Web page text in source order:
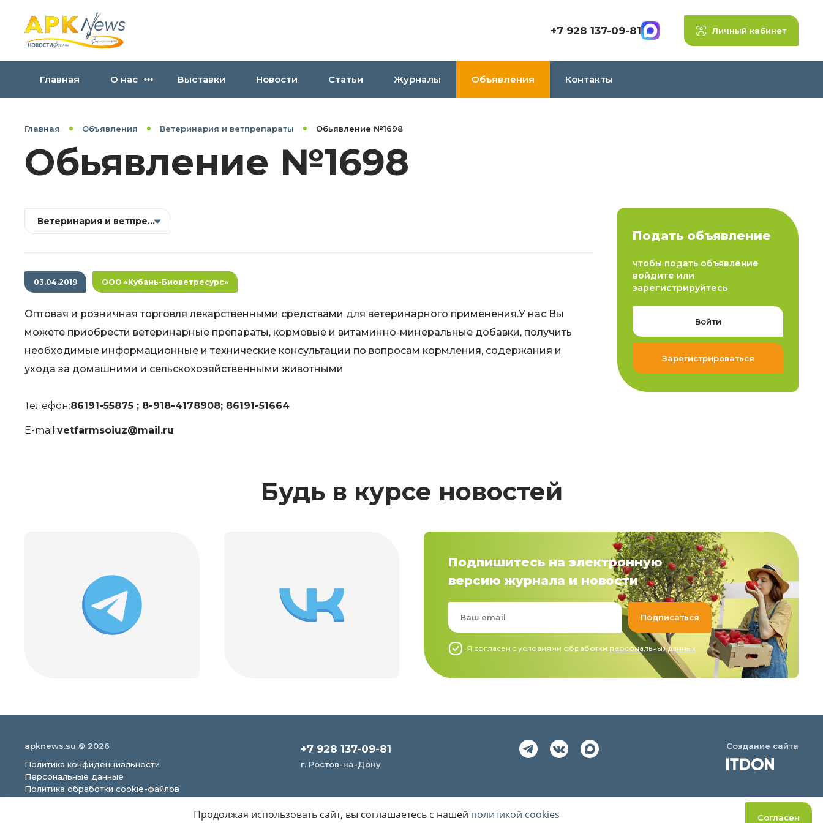
+7 928 137-09-81 Личный кабинет
Главная О нас Выставки Новости Статьи Журналы Объявления Контакты
Главная Объявления Ветеринария и ветпрепараты Обьявление №1698
Обьявление №1698
Подать объявление
чтобы подать объявление
войдите или
зарегистрируйтесь
Войти
Зарегистрироваться
Ветеринария и ветпрепараты
03.04.2019 ООО «Кубань-Биоветресурс»
Оптовая и розничная торговля лекарственными средствами для ветеринарного применения.У нас Вы
можете приобрести ветеринарные препараты, кормовые и витаминно-минеральные добавки, получить
необходимые информационные и технические консультации по вопросам кормления, содержания и
ухода за домашними и сельскохозяйственными животными
Телефон:86191-55875 ; 8-918-4178908; 86191-51664
E-mail:vetfarmsoiuz@mail.ru
Будь в курсе новостей
Подпишитесь на электронную
версию журнала и новости
Я согласен c условиями обработки персональных данных
apknews.su © 2026
Политика конфиденциальности
Персональные данные
Политика обработки cookie-файлов
+7 928 137-09-81
г. Ростов-на-Дону
Создание сайта
Согласен
Продолжая использовать сайт, вы соглашаетесь с нашей политикой cookies